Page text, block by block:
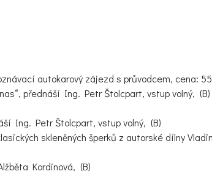
autokarový zájezd s průvodcem, cena:
přednáší Ing. Petr Štolcpart, vstup volný, (B)
Ing. Petr Štolcpart, vstup volný, (B)
skleněných šperků z autorské dílny
Kordinová, (B)